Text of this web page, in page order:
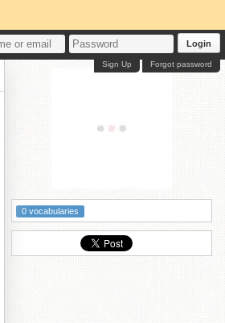
Login
Forgot password
Sign Up
0 vocabularies